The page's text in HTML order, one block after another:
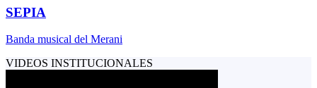
SEPIA
Banda musical del Merani
VIDEOS INSTITUCIONALES